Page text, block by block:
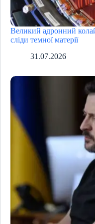
Великий адронний
сліди темної матерії
31.07.2026